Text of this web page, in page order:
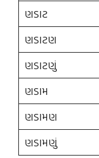
ણડાટ
ણડાટણ
ણડાટણું
ણડામ
ણડામણ
ણડામણું